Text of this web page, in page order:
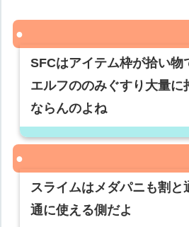
SFCはアイテム枠が拾い物
エルフののみぐすり大量
ならんのよね
スライムはメダパニも割と
通に使える側だよ